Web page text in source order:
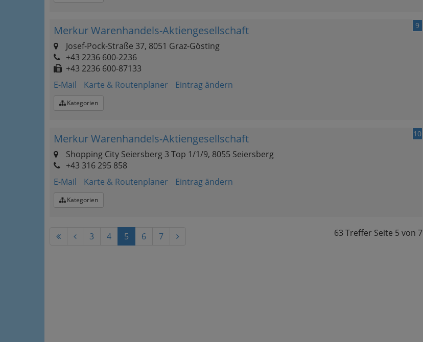
9
Merkur Warenhandels-Aktiengesellschaft
Josef-Pock-Straße 37, 8051 Graz-Gösting
+43 2236 600-2236
+43 2236 600-87133
E-Mail
Karte & Routenplaner Eintrag ändern
Kategorien
10
Merkur Warenhandels-Aktiengesellschaft
Shopping City Seiersberg 3 Top 1/1/9, 8055 Seiersberg
+43 316 295 858 ‎
E-Mail
Karte & Routenplaner Eintrag ändern
Kategorien
63 Treffer Seite 5 von 7
3 4 5 6 7